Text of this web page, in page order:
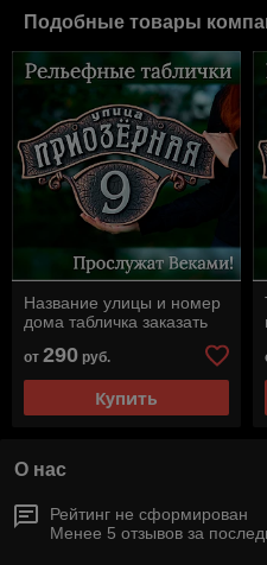
Подобные товары
Название улицы и номер
дома табличка заказать
от 290 руб.
Купить
О нас
Рейтинг не сформирован
Менее 5 отзывов за